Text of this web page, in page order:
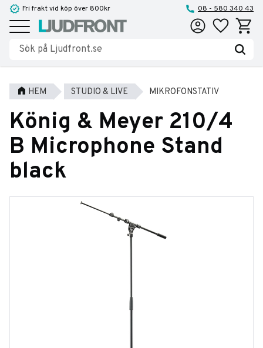
Meny
Fri frakt vid köp över 800kr 08 - 580 340 43
Favoriter
HEM STUDIO & LIVE MIKROFONSTATIV
König & Meyer 210/4
B Microphone Stand
black